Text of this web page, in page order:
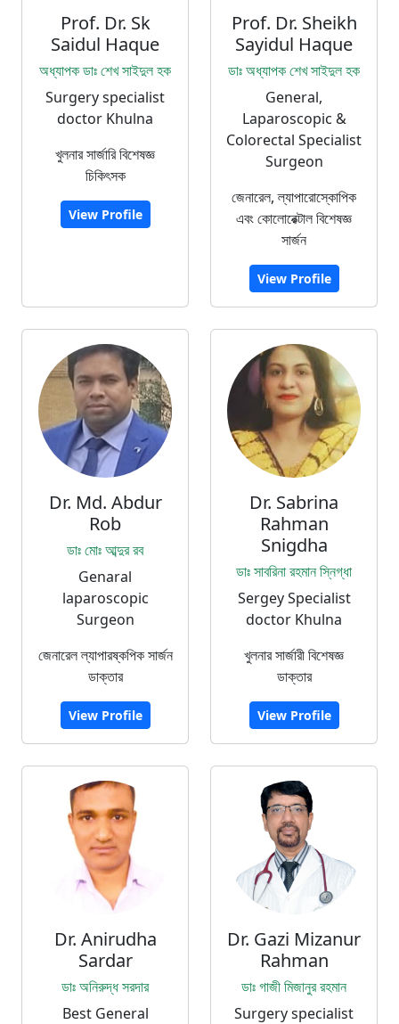
Prof. Dr. Sk
Saidul Haque
অধ্যাপক ডাঃ শেখ সাইদুল হক
Surgery specialist
doctor Khulna
খুলনার সার্জারি বিশেষজ্ঞ
চিকিৎসক
View Profile
Prof. Dr. Sheikh
Sayidul Haque
ডাঃ অধ্যাপক শেখ সাইদুল হক
General,
Laparoscopic &
Colorectal Specialist
Surgeon
জেনারেল, ল্যাপারোস্কোপিক
এবং কোলোরেক্টাল বিশেষজ্ঞ
সার্জন
View Profile
Dr. Md. Abdur
Rob
ডাঃ মোঃ আব্দুর রব
Genaral
laparoscopic
Surgeon
জেনারেল ল্যাপারষ্কপিক সার্জন
ডাক্তার
View Profile
Dr. Sabrina
Rahman
Snigdha
ডাঃ সাবরিনা রহমান স্নিগ্ধা
Sergey Specialist
doctor Khulna
খুলনার সার্জারী বিশেষজ্ঞ
ডাক্তার
View Profile
Dr. Anirudha
Sardar
ডাঃ অনিরুদ্ধ সরদার
Best General
Dr. Gazi Mizanur
Rahman
ডাঃ গাজী মিজানুর রহমান
Surgery specialist